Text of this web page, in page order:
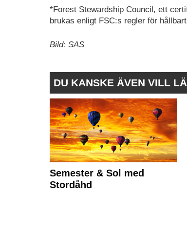
*Forest Stewardship Council, ett
brukas enligt FSC:s regler för
Bild: SAS
DU KANSKE ÄVEN VILL
Semester & Sol med
Stordåhd